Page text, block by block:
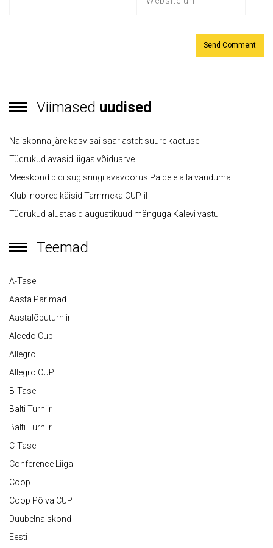
Viimased uudised
Naiskonna järelkasv sai saarlastelt suure kaotuse
Tüdrukud avasid liigas võiduarve
Meeskond pidi sügisringi avavoorus Paidele alla vanduma
Klubi noored käisid Tammeka CUP-il
Tüdrukud alustasid augustikuud mänguga Kalevi vastu
Teemad
A-Tase
Aasta Parimad
Aastalõputurniir
Alcedo Cup
Allegro
Allegro CUP
B-Tase
Balti Turniir
Balti Turniir
C-Tase
Conference Liiga
Coop
Coop Põlva CUP
Duubelnaiskond
Eesti